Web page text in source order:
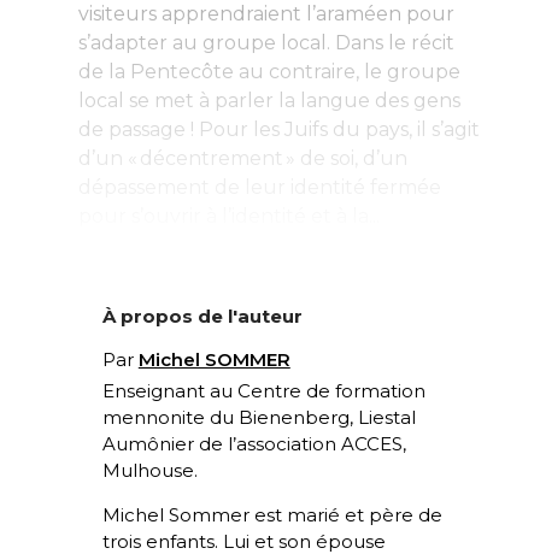
visiteurs apprendraient l’araméen pour
s’adapter au groupe local. Dans le récit
de la Pentecôte au contraire, le groupe
local se met à parler la langue des gens
de passage ! Pour les Juifs du pays, il s’agit
d’un « décentrement » de soi, d’un
À propos de l'auteur
Par Michel SOMMER
Enseignant au Centre de formation
mennonite du Bienenberg, Liestal
Aumônier de l’association ACCES,
Mulhouse.
Michel Sommer est marié et père de
trois enfants. Lui et son épouse